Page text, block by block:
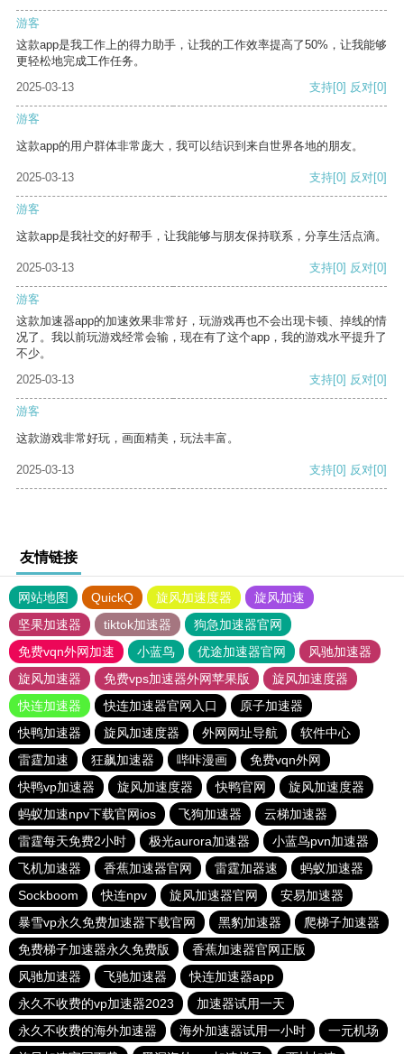
游客
这款app是我工作上的得力助手，让我的工作效率提高了50%，让我能够
更轻松地完成工作任务。
2025-03-13
支持[0] 反对[0]
游客
这款app的用户群体非常庞大，我可以结识到来自世界各地的朋友。
2025-03-13 支持[0] 反对[0]
游客
这款app是我社交的好帮手，让我能够与朋友保持联系，分享生活点滴。
2025-03-13 支持[0] 反对[0]
游客
这款加速器app的加速效果非常好，玩游戏再也不会出现卡顿、掉线的情
况了。我以前玩游戏经常会输，现在有了这个app，我的游戏水平提升了
不少。
2025-03-13
支持[0] 反对[0]
游客
这款游戏非常好玩，画面精美，玩法丰富。
2025-03-13 支持[0] 反对[0]
友情链接
网站地图 QuickQ 旋风加速度器
旋风加速
坚果加速器
tiktok加速器
狗急加速器官网
免费vqn外网加速
小蓝鸟 优途加速器官网
风驰加速器
旋风加速器
免费vps加速器外网苹果版
旋风加速度器
快连加速器
快连加速器官网入口
原子加速器
快鸭加速器
旋风加速度器 外网网址导航
软件中心
雷霆加速
狂飙加速器 哔咔漫画
免费vqn外网
快鸭vp加速器
旋风加速度器 快鸭官网
旋风加速度器
蚂蚁加速npv下载官网ios
飞狗加速器
云梯加速器
雷霆每天免费2小时
极光aurora加速器
小蓝鸟pvn加速器
飞机加速器
香蕉加速器官网 雷霆加器速
蚂蚁加速器
Sockboom
快连npv 旋风加速器官网
安易加速器
暴雪vp永久免费加速器下载官网
黑豹加速器
爬梯子加速器
免费梯子加速器永久免费版
香蕉加速器官网正版
风驰加速器
飞驰加速器
快连加速器app
永久不收费的vp加速器2023
加速器试用一天
永久不收费的海外加速器
海外加速器试用一小时
一元机场